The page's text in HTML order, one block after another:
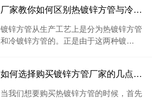
厂家教你如何区别热镀锌方管与冷镀锌方管
镀锌方管从生产工艺上是分为热镀锌方管
和冷镀锌方管的。正是由于这两种镀…
如何选择购买镀锌方管厂家的几点建议
当我们想要购买热镀锌方管的时候，首先